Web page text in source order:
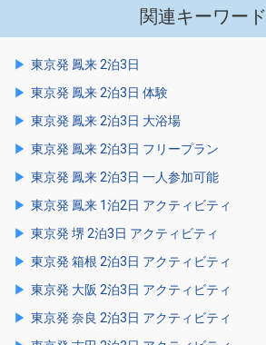
関連キーワード
東京発 鳳来 2泊3日
東京発 鳳来 2泊3日 体験
東京発 鳳来 2泊3日 大浴場
東京発 鳳来 2泊3日 フリープラン
東京発 鳳来 2泊3日 一人参加可能
東京発 鳳来 1泊2日 アクティビティ
東京発 堺 2泊3日 アクティビティ
東京発 箱根 2泊3日 アクティビティ
東京発 大阪 2泊3日 アクティビティ
東京発 奈良 2泊3日 アクティビティ